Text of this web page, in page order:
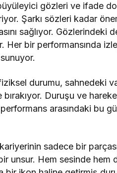
gözleri ve ifade
Şarkı sözleri kadar
sağlıyor. Gözlerindeki
Her bir performansında
durumu, sahnedeki
Duruşu ve
arasındaki bu
sadece bir
unsur. Hem sesinde hem